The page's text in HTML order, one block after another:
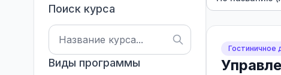
Поиск курса
Виды программы
Гостиничное